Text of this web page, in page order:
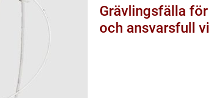
Grävlingsfälla
och ansvarsfull